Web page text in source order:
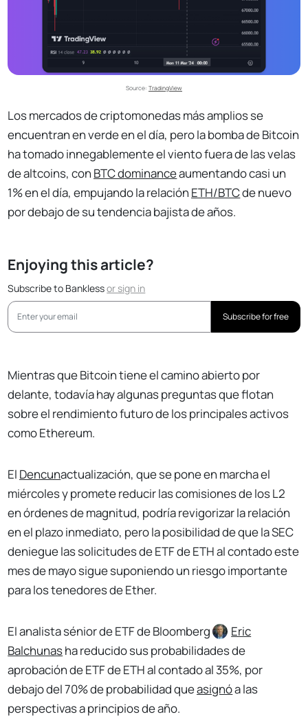
Source: TradingView
Los mercados de criptomonedas más amplios se
encuentran en verde en el día, pero la bomba de Bitcoin
ha tomado innegablemente el viento fuera de las velas
de altcoins, con BTC dominanceaumentando casi un
1% en el día, empujando la relación ETH/BTCde nuevo
por debajo de su tendencia bajista de años.
Enjoying this article?
Subscribe to Banklessorsign in
Subscribe for free
Mientras que Bitcoin tiene el camino abierto por
delante, todavía hay algunas preguntas que flotan
sobre el rendimiento futuro de los principales activos
como Ethereum.
El Dencunactualización, que se pone en marcha el
miércoles y promete reducir las comisiones de los L2
en órdenes de magnitud, podría revigorizar la relación
en el plazo inmediato, pero la posibilidad de que la SEC
deniegue las solicitudes de ETF de ETH al contado este
mes de mayo sigue suponiendo un riesgo importante
para los tenedores de Ether.
El analista sénior de ETF de Bloomberg
Eric
Balchunasha reducido sus probabilidades de
aprobación de ETF de ETH al contado al 35%, por
debajo del 70% de probabilidad queasignóa las
perspectivas a principios de año.